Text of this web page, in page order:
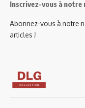
Inscrivez-vous à
Abonnez-vous à notre
articles !